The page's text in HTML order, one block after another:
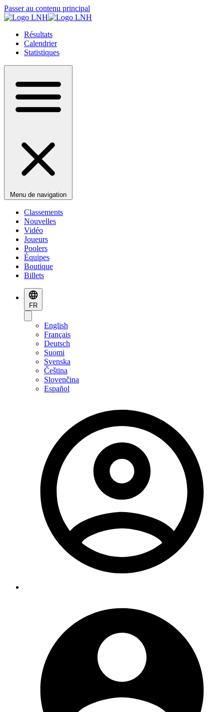
Passer au contenu principal
Résultats
Calendrier
Statistiques
Menu de navigation
Classements
Nouvelles
Vidéo
Joueurs
Poolers
Équipes
Boutique
Billets
FR
English
Français
Deutsch
Suomi
Svenska
Čeština
Slovenčina
Español